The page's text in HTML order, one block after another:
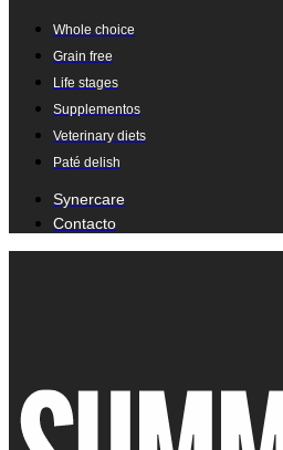
Whole choice
Grain free
Life stages
Supplementos
Veterinary diets
Paté delish
Synercare
Contacto